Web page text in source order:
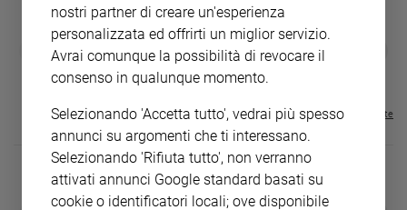
inclusione
Costume
spettacoli
GBABY
€ 34,80 € 21,90 37%
FAMIGLIA CRISTIANA
€ 104,00 € 83,00 20%
Visualizza tutte le riviste
DIARIO G 2026-27
nostri partner di creare un'esperienza
personalizzata ed offrirti un miglior servizio.
Avrai comunque la possibilità di revocare il
consenso in qualunque momento.
Selezionando 'Accetta tutto', vedrai più spesso
annunci su argomenti che ti interessano.
Selezionando 'Rifiuta tutto', non verranno
attivati annunci Google standard basati su
cookie o identificatori locali; ove disponibile